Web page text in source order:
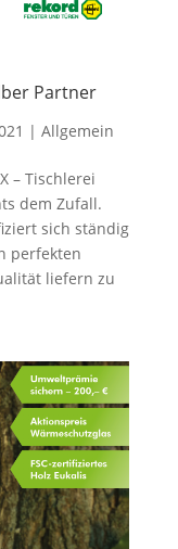
Partner
| Allgemein
– Tischlerei
dem Zufall.
sich ständig
perfekten
liefern zu